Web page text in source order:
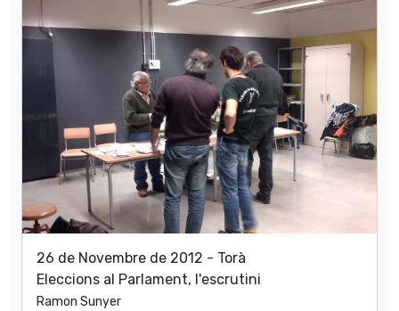
26 de Novembre de 2012 - Torà
Eleccions al Parlament, l'escrutini
Ramon Sunyer